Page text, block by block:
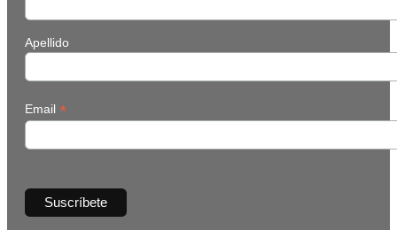
Apellido
Email *